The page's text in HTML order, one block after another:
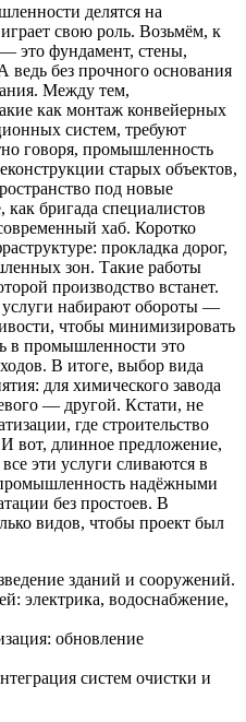
делятся на
свою роль. Возьмём, к
это фундамент, стены,
ведь без прочного основания
Между тем,
как монтаж конвейерных
систем, требуют
говоря, промышленность
старых объектов,
под новые
как бригада специалистов
хаб. Коротко
прокладка дорог,
зон. Такие работы
производство встанет.
набирают обороты —
чтобы минимизировать
в промышленности это
В итоге, выбор вида
для химического завода
— другой. Кстати, не
где строительство
вот, длинное предложение,
эти услуги сливаются в
надёжными
без простоев. В
видов, чтобы проект был
зданий и сооружений.
электрика, водоснабжение,
обновление
систем очистки и